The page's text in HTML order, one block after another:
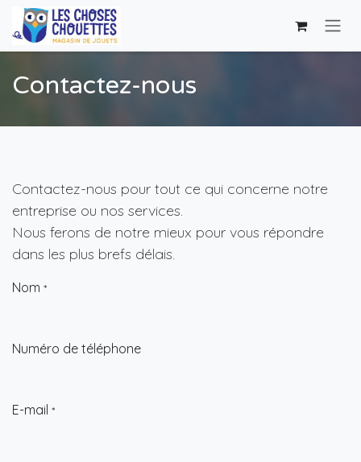
Se rendre au contenu
Contactez-nous
Contactez-nous pour tout ce qui concerne notre
entreprise ou nos services.
Nous ferons de notre mieux pour vous répondre
dans les plus brefs délais.
Nom *
Numéro de téléphone
E-mail *